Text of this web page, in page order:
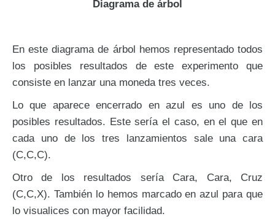
Diagrama de árbol
En este diagrama de árbol hemos representado todos
los posibles resultados de este experimento que
consiste en lanzar una moneda tres veces.
Lo que aparece encerrado en azul es uno de los
posibles resultados. Este sería el caso, en el que en
cada uno de los tres lanzamientos sale una cara
(C,C,C).
Otro de los resultados sería Cara, Cara, Cruz
(C,C,X). También lo hemos marcado en azul para que
lo visualices con mayor facilidad.